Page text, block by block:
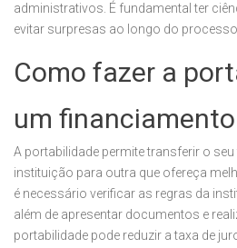
administrativos. É fundamental ter
evitar surpresas ao longo do
Como fazer a
um
A portabilidade permite transferir o
instituição para outra que ofereça
é necessário verificar as regras da
além de apresentar documentos e
portabilidade pode reduzir a taxa de